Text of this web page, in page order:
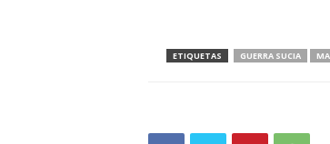
ETIQUETAS GUERRA SUCIA